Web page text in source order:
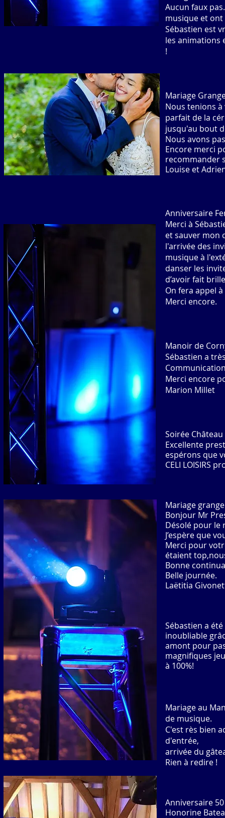
Aucun faux
musique et
Sébastien est
les animations
!
Mariage
Nous tenions
parfait de la
jusqu'au bout
Nous avons
Encore merci
recommander
Louise et
Anniversaire
Merci à
et sauver mon
l'arrivée des
musique à
danser les
d’avoir fait
On fera appel
Merci encore.
Manoir de
Sébastien a
Merci encore
Marion Millet
Soirée
Excellente
espérons que
CELI LOISIRS
Mariage
Bonjour Mr
Désolé pour le
J’espère que
Merci pour
étaient
Bonne
Belle journée.
Laëtitia
Sébastien a
inoubliable
amont pour
magnifiques
à 100%!
Mariage au Ma
de musique.
C'est rès bien
d'entrée,
arrivée du
Rien à redire !
Anniversaire
Honorine